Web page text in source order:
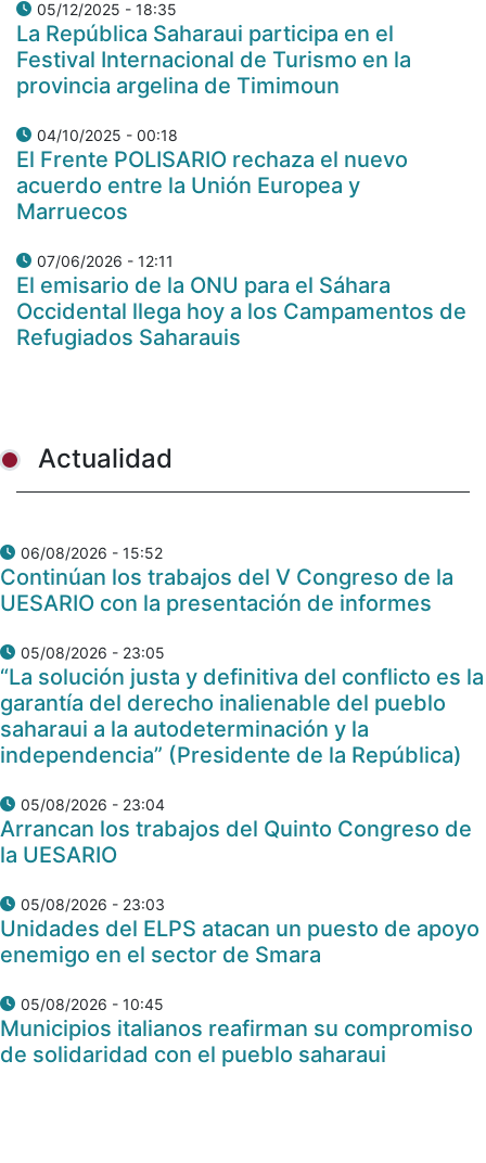
05/12/2025 - 18:35
La República Saharaui participa en el
Festival Internacional de Turismo en la
provincia argelina de Timimoun
04/10/2025 - 00:18
El Frente POLISARIO rechaza el nuevo
acuerdo entre la Unión Europea y
Marruecos
07/06/2026 - 12:11
El emisario de la ONU para el Sáhara
Occidental llega hoy a los Campamentos de
Refugiados Saharauis
Actualidad
06/08/2026 - 15:52
Continúan los trabajos del V Congreso de la
UESARIO con la presentación de informes
05/08/2026 - 23:05
“La solución justa y definitiva del conflicto es la
garantía del derecho inalienable del pueblo
saharaui a la autodeterminación y la
independencia” (Presidente de la República)
05/08/2026 - 23:04
Arrancan los trabajos del Quinto Congreso de
la UESARIO
05/08/2026 - 23:03
Unidades del ELPS atacan un puesto de apoyo
enemigo en el sector de Smara
05/08/2026 - 10:45
Municipios italianos reafirman su compromiso
de solidaridad con el pueblo saharaui